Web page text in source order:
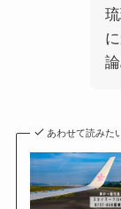
あわせて読みた